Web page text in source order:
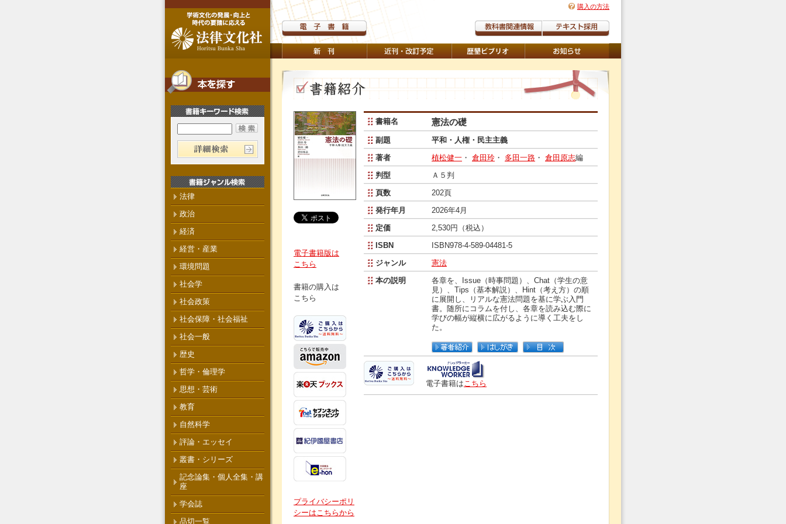
購入の方法
電子書籍版は
こちら
書籍の購入は
こちら
プライバシーポリ
シーはこちらから
書籍名 憲法の礎
副題
平和・人権・民主主義
著者
植松健一 ・ 倉田玲 ・ 多田一路 ・ 倉田原志編
判型
Ａ５判
頁数
202頁
発行年月
2026年4月
定価
2,530円（税込）
ISBN
ISBN978-4-589-04481-5
ジャンル
憲法
本の説明
各章を、Issue（時事問題）、Chat（学生の意
見）、Tips（基本解説）、Hint（考え方）の順
に展開し、リアルな憲法問題を基に学ぶ入門
書。随所にコラムを付し、各章を読み込む際に
学びの幅が縦横に広がるように導く工夫をし
た。
電子書籍はこちら
法律
政治
経済
経営・産業
環境問題
社会学
社会政策
社会保障・社会福祉
社会一般
歴史
哲学・倫理学
思想・芸術
教育
自然科学
評論・エッセイ
叢書・シリーズ
記念論集・個人全集・講
座
学会誌
品切一覧